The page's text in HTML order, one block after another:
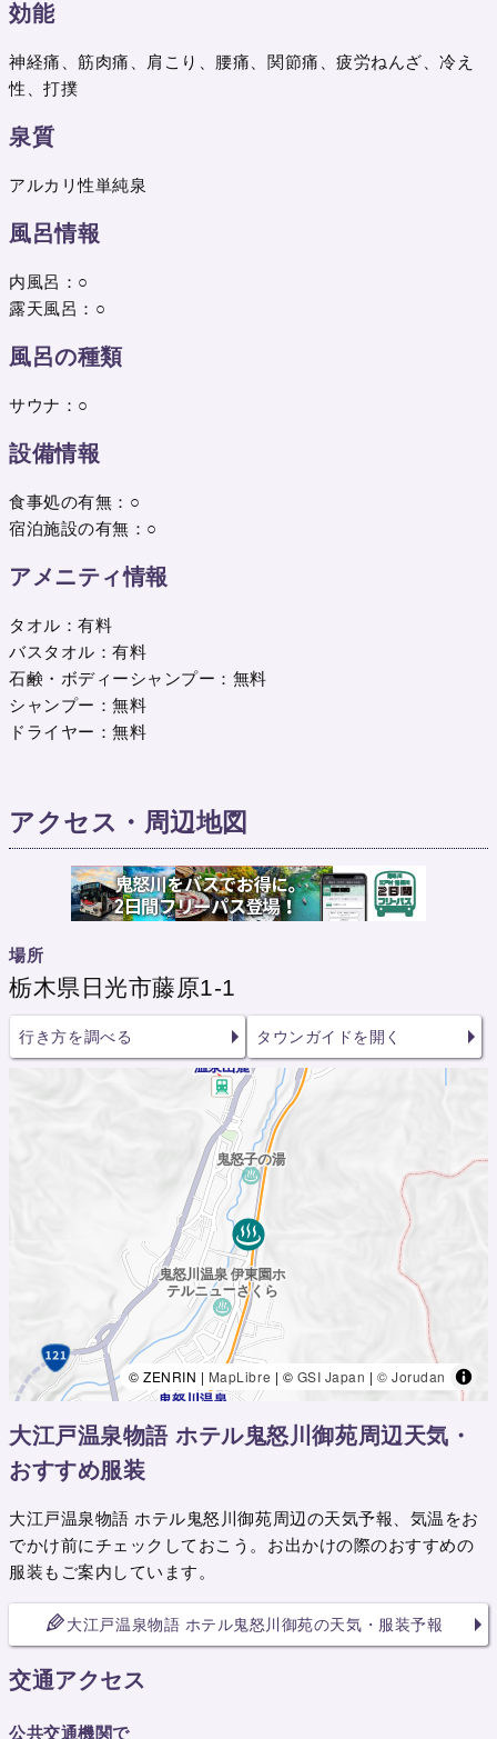
効能
神経痛、筋肉痛、肩こり、腰痛、関節痛、疲労ねんざ、冷え
性、打撲
泉質
アルカリ性単純泉
風呂情報
内風呂：○
露天風呂：○
風呂の種類
サウナ：○
設備情報
食事処の有無：○
宿泊施設の有無：○
アメニティ情報
タオル：有料
バスタオル：有料
石鹸・ボディーシャンプー：無料
シャンプー：無料
ドライヤー：無料
アクセス・周辺地図
場所
栃木県日光市藤原1-1
行き方を調べる タウンガイドを開く
© ZENRIN | MapLibre | © GSI Japan |© Jorudan
大江戸温泉物語 ホテル鬼怒川御苑周辺天気・
おすすめ服装
大江戸温泉物語 ホテル鬼怒川御苑周辺の天気予報、気温をお
でかけ前にチェックしておこう。お出かけの際のおすすめの
服装もご案内しています。
大江戸温泉物語 ホテル鬼怒川御苑の天気・服装予報
交通アクセス
公共交通機関で